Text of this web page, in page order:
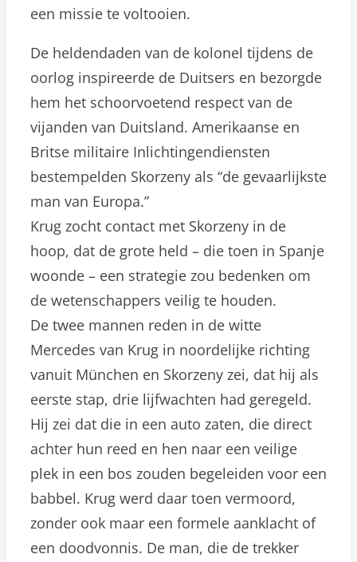
een missie te voltooien.
De heldendaden van de kolonel tijdens de
oorlog inspireerde de Duitsers en bezorgde
hem het schoorvoetend respect van de
vijanden van Duitsland. Amerikaanse en
Britse militaire Inlichtingendiensten
bestempelden Skorzeny als “de gevaarlijkste
man van Europa.”
Krug zocht contact met Skorzeny in de
hoop, dat de grote held – die toen in Spanje
woonde – een strategie zou bedenken om
de wetenschappers veilig te houden.
De twee mannen reden in de witte
Mercedes van Krug in noordelijke richting
vanuit München en Skorzeny zei, dat hij als
eerste stap, drie lijfwachten had geregeld.
Hij zei dat die in een auto zaten, die direct
achter hun reed en hen naar een veilige
plek in een bos zouden begeleiden voor een
babbel. Krug werd daar toen vermoord,
zonder ook maar een formele aanklacht of
een doodvonnis. De man, die de trekker